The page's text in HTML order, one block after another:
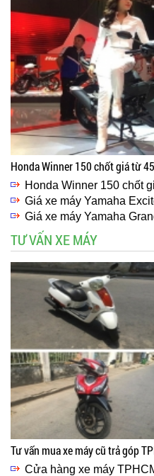
Honda Winner 150 chốt giá từ
Honda Winner 150 chốt
Giá xe máy Yamaha
Giá xe máy Yamaha
TƯ VẤN XE MÁY
Tư vấn mua xe máy cũ trả góp
Cửa hàng xe máy